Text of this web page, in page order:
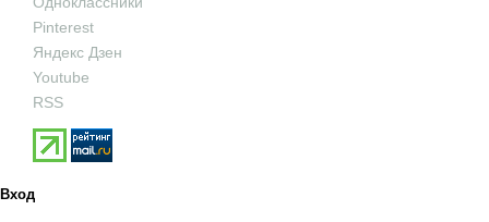
Pinterest
Яндекс Дзен
Youtube
RSS
Вход